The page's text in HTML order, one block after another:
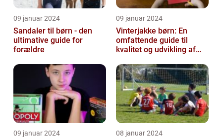
09 januar 2024
Sandaler til børn - den
ultimative guide for
forældre
09 januar 2024
Vinterjakke børn: En
omfattende guide til
kvalitet og udvikling af
09 januar 2024 08 januar 2024